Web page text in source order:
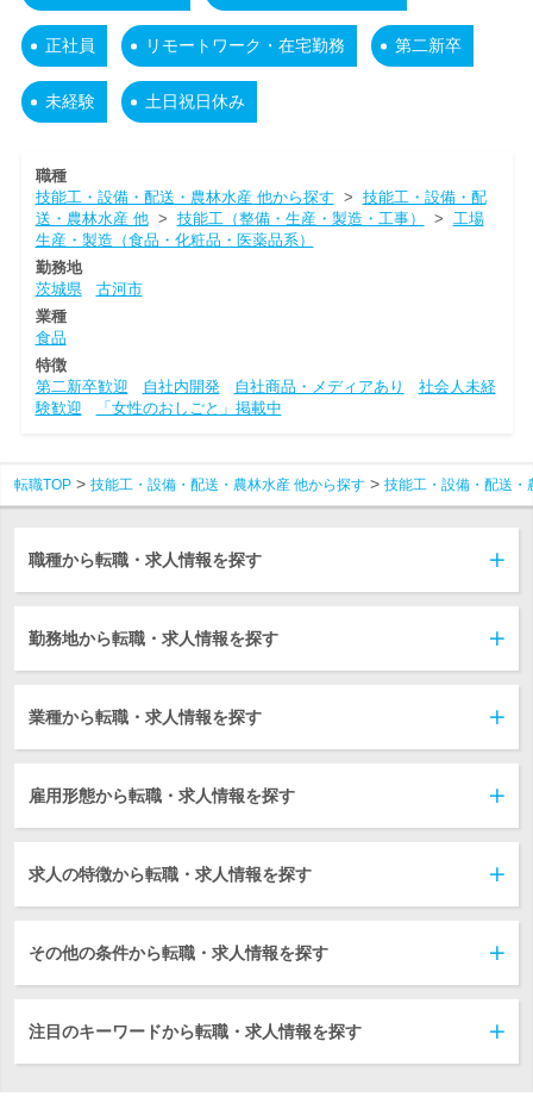
正社員 リモートワーク・在宅勤務 第二新卒
未経験 土日祝日休み
職種
技能工・設備・配送・農林水産 他から探す > 技能工・設備・配
送・農林水産 他> 技能工（整備・生産・製造・工事） > 工場
生産・製造（食品・化粧品・医薬品系）
勤務地
茨城県
古河市
業種
食品
特徴
第二新卒歓迎
自社内開発 自社商品・メディアあり
社会人未経
験歓迎
「女性のおしごと」掲載中
転職TOP 技能工・設備・配送・農林水産 他から探す 技能工・設備・配送・
職種から転職・求人情報を探す
勤務地から転職・求人情報を探す
業種から転職・求人情報を探す
雇用形態から転職・求人情報を探す
求人の特徴から転職・求人情報を探す
その他の条件から転職・求人情報を探す
注目のキーワードから転職・求人情報を探す